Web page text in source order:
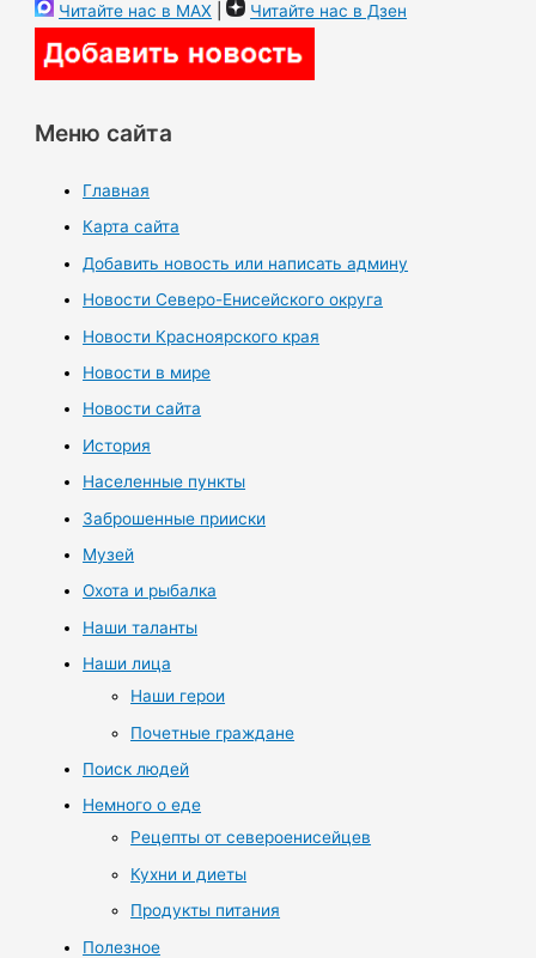
Читайте нас в MAX | Читайте нас в Дзен
Меню сайта
Главная
Карта сайта
Добавить новость или написать админу
Новости Северо-Енисейского округа
Новости Красноярского края
Новости в мире
Новости сайта
История
Населенные пункты
Заброшенные прииски
Музей
Охота и рыбалка
Наши таланты
Наши лица
Наши герои
Почетные граждане
Поиск людей
Немного о еде
Рецепты от североенисейцев
Кухни и диеты
Продукты питания
Полезное